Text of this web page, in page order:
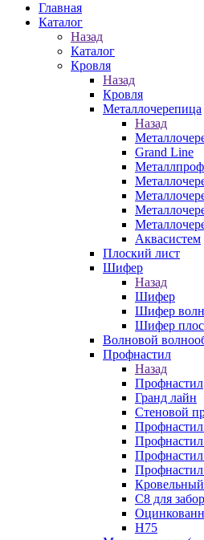
Главная
Каталог
Назад
Каталог
Кровля
Назад
Кровля
Металлочерепица
Назад
Grand Line
Аквасистем
Плоский лист
Шифер
Назад
Шифер
Шифер
Шифер
Волновой
Профнастил
Назад
Профнастил
Гранд лайн
Стеновой
Профнастил
С8 для
Н75